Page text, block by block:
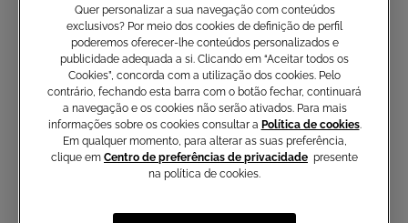
Não perca as últimas coleções,
artigos exclusivos e novidades
com a newsletter Atelier Emé
E-mail
Quer personalizar a sua navegação com conteúdos
exclusivos? Por meio dos cookies de definição de perfil
poderemos oferecer-lhe conteúdos personalizados e
publicidade adequada a si. Clicando em “Aceitar todos os
Cookies”, concorda com a utilização dos cookies. Pelo
contrário, fechando esta barra com o botão fechar, continuará
a navegação e os cookies não serão ativados. Para mais
informações sobre os cookies consultar a Política de cookies.
Em qualquer momento, para alterar as suas preferência,
clique em Centro de preferências de privacidade presente
na política de cookies.